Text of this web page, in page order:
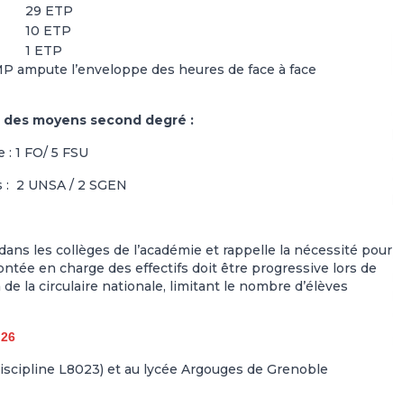
29 ETP
10 ETP
1 ETP
ampute l’enveloppe des heures de face à face
moyens second degré :
1 FO/ 5 FSU
2 UNSA / 2 SGEN
les collèges de l’académie et rappelle la nécessité pour
en charge des effectifs doit être progressive lors de
la circulaire nationale, limitant le nombre d’élèves
L8023) et au lycée Argouges de Grenoble